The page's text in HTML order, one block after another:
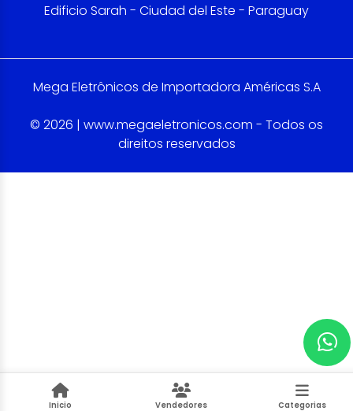
Inicio Vendedores Categorias
Edificio Sarah - Ciudad del Este - Paraguay
Mega Eletrônicos de Importadora Américas S.A
© 2026 | www.megaeletronicos.com - Todos os
direitos reservados